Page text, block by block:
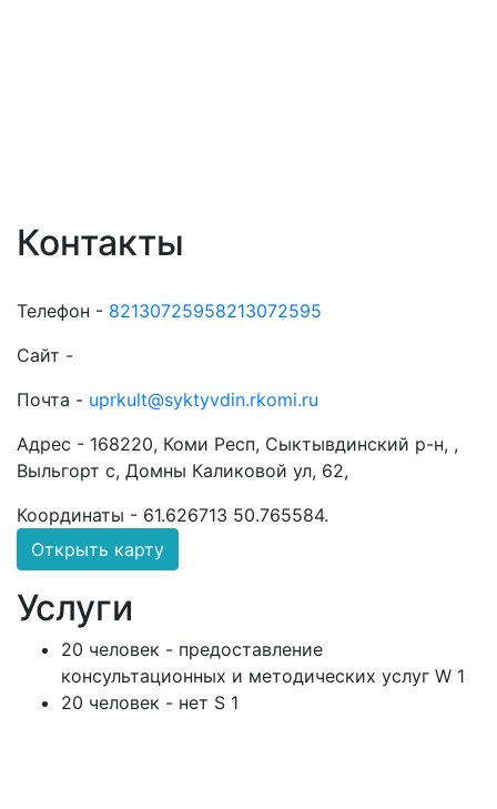
Контакты
Телефон - 82130725958213072595
Сайт -
Почта - uprkult@syktyvdin.rkomi.ru
Адрес - 168220, Коми Респ, Сыктывдинский р-н, ,
Выльгорт с, Домны Каликовой ул, 62,
Координаты - 61.626713 50.765584.
Открыть карту
Услуги
20 человек - предоставление
консультационных и методических услуг W 1
20 человек - нет S 1